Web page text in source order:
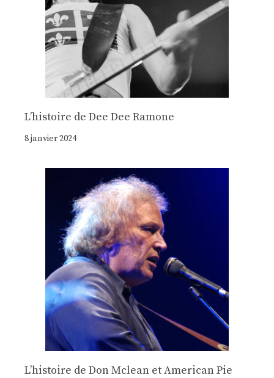
Lʼhistoire de Dee Dee Ramone
8 janvier 2024
Lʼhistoire de Don Mclean et American Pie